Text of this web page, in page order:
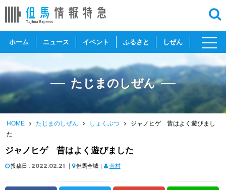
ホーム ニュース イベント ふるさと しぜん
toggle
たじまのしぜん
HOME たじまのしぜん しょくぶつ
ジャノヒゲ 昔はよく遊びまし
た
ジャノヒゲ 昔はよく遊びました
投稿日 : 2022.02.21 ｜ 但馬全域｜ 菅村